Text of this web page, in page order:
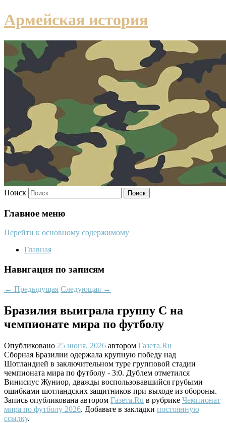
Армейская история
Поиск
Главное меню
Перейти к основному содержимому
Главная
Навигация по записям
← Предыдущая Следующая →
Бразилия выиграла группу С на
чемпионате мира по футболу
Опубликовано 25 июня, 2026 автором Газета.Ru
Сборная Бразилии одержала крупную победу над
Шотландией в заключительном туре групповой стадии
чемпионата мира по футболу - 3:0. Дублем отметился
Винисиус Жуниор, дважды воспользовавшийся грубыми
ошибками шотландских защитников при выходе из обороны.
Запись опубликована автором Газета.Ru в рубрике Чемпионат
мира по футболу 2026. Добавьте в закладки постоянную
ссылку.